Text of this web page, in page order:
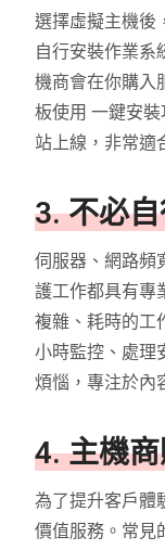
選擇虛擬主機後
自行安裝作業系
機商會在你購入
板使用 一鍵安
站上線，非常適
3. 不必
伺服器、網路頻
護工作都具有專
複雜、耗時的工
小時監控、處理
煩惱，專注於內
4. 主機
為了提升客戶體
價值服務。常見